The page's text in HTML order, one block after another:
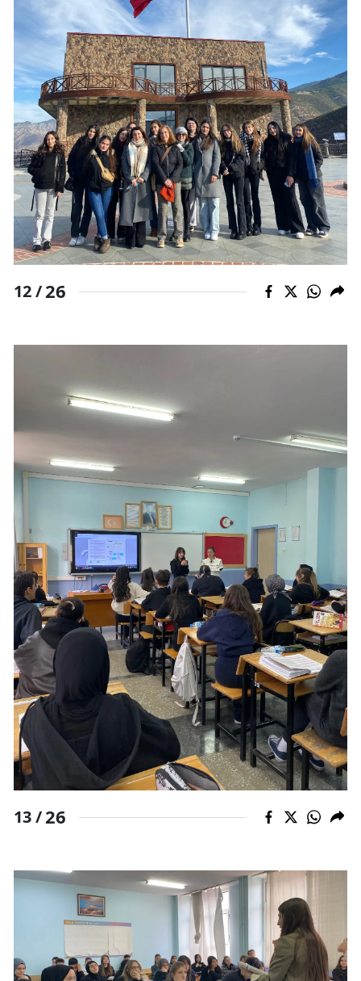
12 /26
13 /26